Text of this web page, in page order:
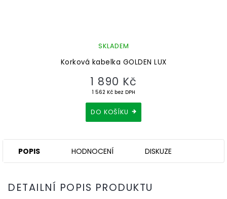
Korková kabelka GOLDEN LUX
SKLADEM
1 562 Kč bez DPH
1 890 Kč
DO KOŠÍKU
POPIS HODNOCENÍ DISKUZE
DETAILNÍ POPIS PRODUKTU